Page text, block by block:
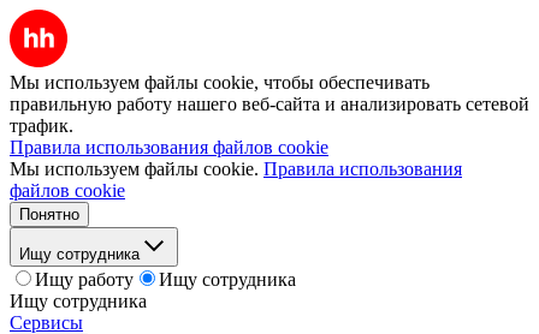
Мы используем файлы cookie, чтобы обеспечивать
правильную работу нашего веб-сайта и анализировать сетевой
трафик.
Правила использования файлов cookie
Мы используем файлы cookie. Правила использования
файлов cookie
Понятно
Ищу сотрудника
Ищу работу
Ищу сотрудника
Ищу сотрудника
Сервисы